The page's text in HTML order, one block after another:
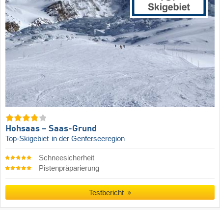
Hohsaas – Saas-Grund
Top-Skigebiet in der Genferseeregion
Schneesicherheit
Pistenpräparierung
Testbericht